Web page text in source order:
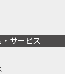
・サービス